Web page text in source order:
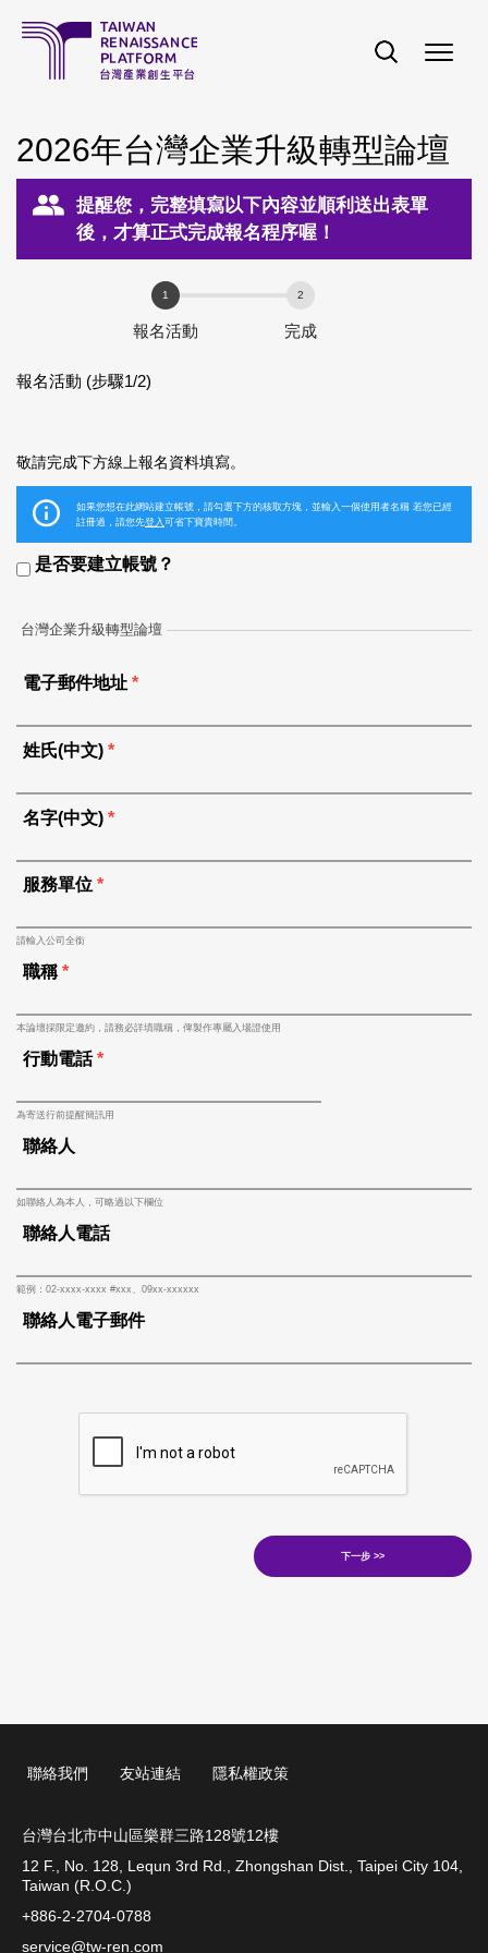
2026年台灣企業升級轉型論壇
提醒您，完整填寫以下內容並順利送出表單
後，才算正式完成報名程序喔！
報名活動 完成
報名活動 (步驟1/2)
敬請完成下方線上報名資料填寫。
如果您想在此網站建立帳號，請勾選下方的核取方塊，並輸入一個使用者名稱 若您已經
註冊過，請您先登入可省下寶貴時間。
是否要建立帳號？
電子郵件地址 *
台灣企業升級轉型論壇
姓氏(中文) *
名字(中文) *
服務單位 *
請輸入公司全銜
職稱*
本論壇採限定邀約，請務必詳填職稱，俾製作專屬入場證使用
行動電話*
為寄送行前提醒簡訊用
聯絡人
如聯絡人為本人，可略過以下欄位
聯絡人電話
範例：02-xxxx-xxxx #xxx、09xx-xxxxxx
聯絡人電子郵件
聯絡我們 友站連結 隱私權政策
台灣台北市中山區樂群三路128號12樓
12 F., No. 128, Lequn 3rd Rd., Zhongshan Dist., Taipei City 104,
Taiwan (R.O.C.)
+886-2-2704-0788
service@tw-ren.com